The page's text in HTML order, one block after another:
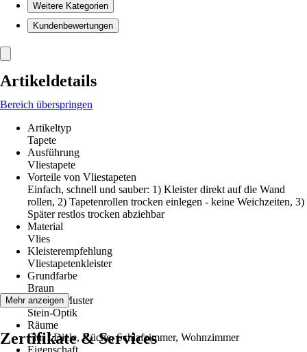
Weitere Kategorien
Kundenbewertungen
Artikeldetails
Bereich überspringen
Artikeltyp
Tapete
Ausführung
Vliestapete
Vorteile von Vliestapeten
Einfach, schnell und sauber: 1) Kleister direkt auf die Wand
rollen, 2) Tapetenrollen trocken einlegen - keine Weichzeiten, 3)
Später restlos trocken abziehbar
Material
Vlies
Kleisterempfehlung
Vliestapetenkleister
Grundfarbe
Braun
Dekor / Muster
Stein-Optik
Räume
Flur / Diele, Küche, Schlafzimmer, Wohnzimmer
Eigenschaft
Mehr anzeigen
Zertifikate & Services